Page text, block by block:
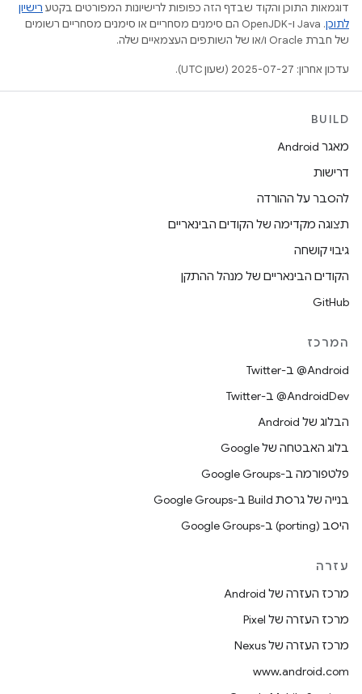
דוגמאות התוכן והקוד שבדף הזה כפופות לרישיונות המפורטים בקטע רישיון
לתוכן
.‏ Java ו-OpenJDK הם סימנים מסחריים או סימנים מסחריים רשומים
של חברת Oracle ו/או של השותפים העצמאיים שלה.
עדכון אחרון: 2025-07-27 (שעון UTC).
BUILD
מאגר Android
דרישות
להסבר על ההורדה
תצוגה מקדימה של הקודים הבינאריים
גיבוי קושחה
הקודים הבינאריים של מנהל ההתקן
GitHub
המרכז
‎@Android ב-Twitter
‎@AndroidDev ב-Twitter
הבלוג של Android
בלוג האבטחה של Google
פלטפורמה ב-Google Groups
בנייה של גרסת Build ב-Google Groups
היסב (porting) ב-Google Groups
עזרה
מרכז העזרה של Android
מרכז העזרה של Pixel
מרכז העזרה של Nexus
www.android.com